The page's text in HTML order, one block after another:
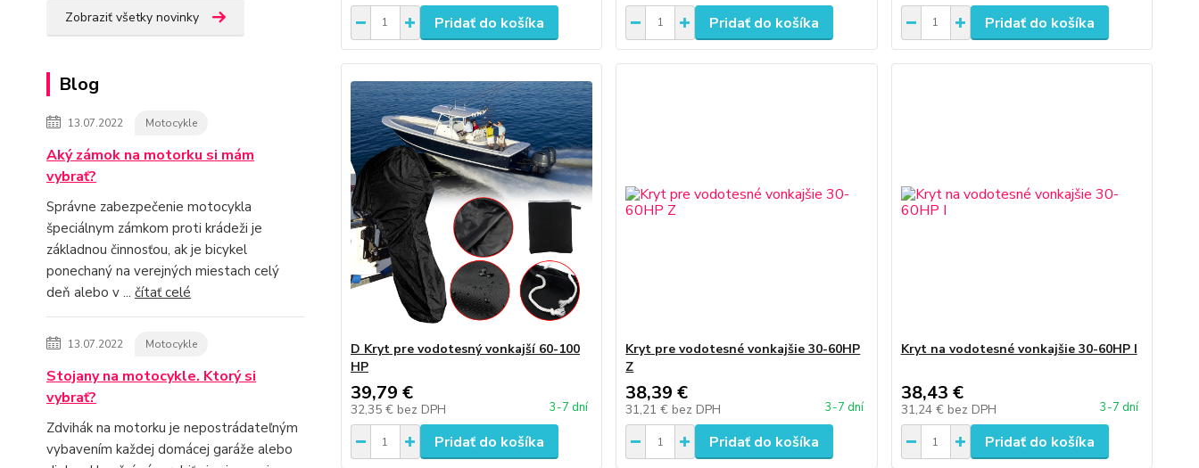
Zobraziť všetky novinky
Blog
13.07.2022 Motocykle
Aký zámok na motorku si mám
vybrať?
Správne zabezpečenie motocykla
špeciálnym zámkom proti krádeži je
základnou činnosťou, ak je bicykel
ponechaný na verejných miestach celý
deň alebo v ... čítať celé
13.07.2022 Motocykle
Stojany na motocykle. Ktorý si
vybrať?
Zdvihák na motorku je nepostrádateľným
vybavením každej domácej garáže alebo
Pridať do košíka Pridať do košíka Pridať do košíka
D Kryt pre vodotesný vonkajší 60-100
HP
39,79 €
32,35 € bez DPH 3-7 dní
Pridať do košíka
Kryt pre vodotesné vonkajšie 30-60HP
Z
38,39 €
31,21 € bez DPH 3-7 dní
Pridať do košíka
Kryt na vodotesné vonkajšie 30-60HP I
38,43 €
31,24 € bez DPH 3-7 dní
Pridať do košíka